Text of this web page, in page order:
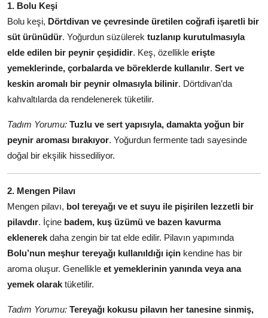
Mutfak Temizliği & Pratik Bilgiler
Anne & Bebek Beslenmesi
Mutfak Sırları & Teknikler
Gıda Sözlüğü & Nedir?
Yemek Tarifleri & Menüler
1. Bolu Keşi
Bolu keşi, Dörtdivan ve çevresinde üretilen coğrafi işaretli bir
süt ürünüdür. Yoğurdun süzülerek tuzlanıp kurutulmasıyla
elde edilen bir peynir çeşididir. Keş, özellikle erişte
yemeklerinde, çorbalarda ve böreklerde kullanılır. Sert ve
keskin aromalı bir peynir olmasıyla bilinir. Dörtdivan’da
kahvaltılarda da rendelenerek tüketilir.
Tadım Yorumu: Tuzlu ve sert yapısıyla, damakta yoğun bir
peynir aroması bırakıyor. Yoğurdun fermente tadı sayesinde
doğal bir ekşilik hissediliyor.
2. Mengen Pilavı
Mengen pilavı, bol tereyağı ve et suyu ile pişirilen lezzetli bir
pilavdır. İçine badem, kuş üzümü ve bazen kavurma
eklenerek daha zengin bir tat elde edilir. Pilavın yapımında
Bolu’nun meşhur tereyağı kullanıldığı için kendine has bir
aroma oluşur. Genellikle et yemeklerinin yanında veya ana
yemek olarak tüketilir.
Tadım Yorumu: Tereyağı kokusu pilavın her tanesine sinmiş,